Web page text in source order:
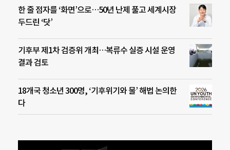
한 줄 점자를 ‘화면’으로…50년 난제 풀고 세계시장
두드린 ‘닷’
기후부 제1차 검증위 개최…복류수 실증 시설 운영
결과 검토
18개국 청소년 300명, ‘기후위기와 물’ 해법 논의한
다